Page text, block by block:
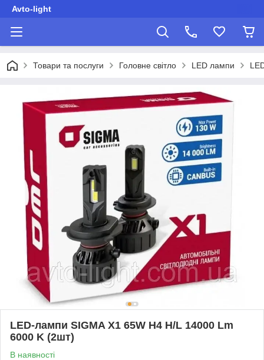
Avto-light
Товари та послуги Головне світло LED лампи
LED-лампи SIGMA X1 65W H4 H/L 14000 Lm
6000 K (2шт)
В наявності